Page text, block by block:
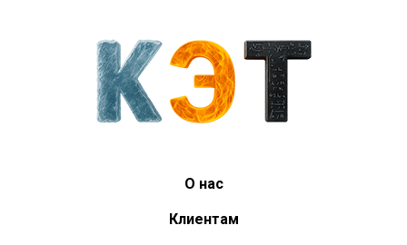
О нас
Клиентам